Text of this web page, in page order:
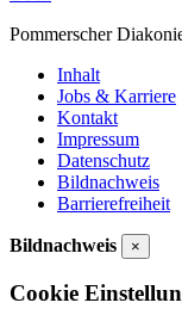
Pommerscher
Inhalt
Jobs & Karriere
Kontakt
Impressum
Datenschutz
Bildnachweis
Barrierefreiheit
Bildnachweis ×
Cookie